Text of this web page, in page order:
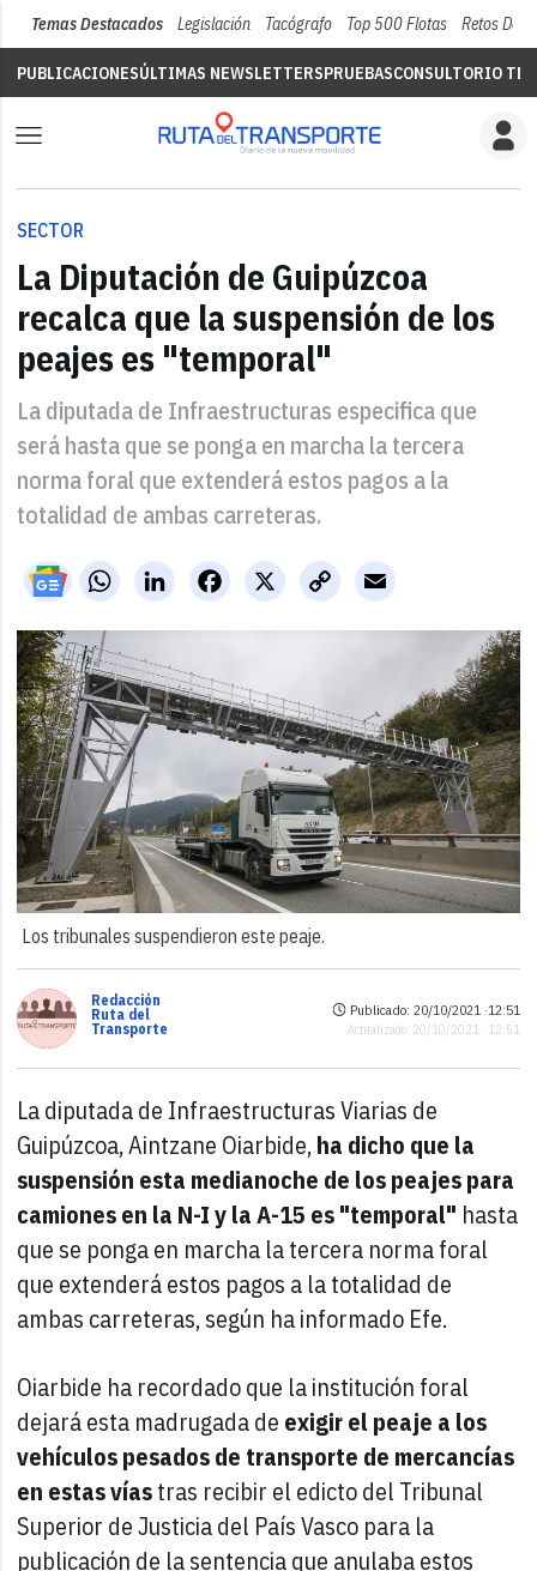
Temas Destacados Legislación Tacógrafo Top 500 Flotas Retos Del
PUBLICACIONESÚLTIMAS NEWSLETTERSPRUEBASCONSULTORIO
SECTOR
La Diputación de Guipúzcoa
recalca que la suspensión de los
peajes es "temporal"
La diputada de Infraestructuras especifica que
será hasta que se ponga en marcha la tercera
norma foral que extenderá estos pagos a la
totalidad de ambas carreteras.
WhatsAppLinkedIn X
Facebook
Copy
Link
Email
Los tribunales suspendieron este peaje.
Redacción
Ruta del
Transporte
Publicado: 20/10/2021 ·12:51
Actualizado: 20/10/2021 · 12:51
La diputada de Infraestructuras Viarias de
Guipúzcoa, Aintzane Oiarbide,ha dicho que la
suspensión esta medianoche de los peajes para
camiones en la N-I y la A-15 es "temporal" hasta
que se ponga en marcha la tercera norma foral
que extenderá estos pagos a la totalidad de
ambas carreteras, según ha informado Efe.
Oiarbide ha recordado que la institución foral
dejará esta madrugada de exigir el peaje a los
vehículos pesados de transporte de mercancías
en estas víastras recibir el edicto del Tribunal
Superior de Justicia del País Vasco para la
publicación de la sentencia que anulaba estos